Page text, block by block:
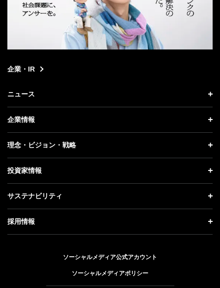
企業・IR
ニュース
ニュース トップ
プレスリリース
更新情報
記者説明会
企業情報
企業情報 トップ
社長メッセージ
事業紹介
ガバナンス
理念・ビジョン・戦略
理念・ビジョン・戦略 トップ
成長戦略「Activate AI for Society」
人材戦略
投資家情報
投資家情報 トップ
経営方針
個人投資家の皆さまへ
サステナビリティ
サステナビリティ トップ
トップメッセージ
ESG方針・体制
採用情報
ソーシャルメディア公式アカウント
ソーシャルメディアポリシー